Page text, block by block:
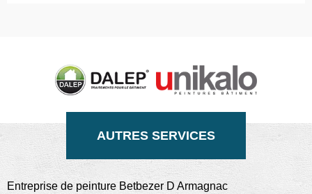
AUTRES SERVICES
Entreprise de peinture Betbezer D Armagnac